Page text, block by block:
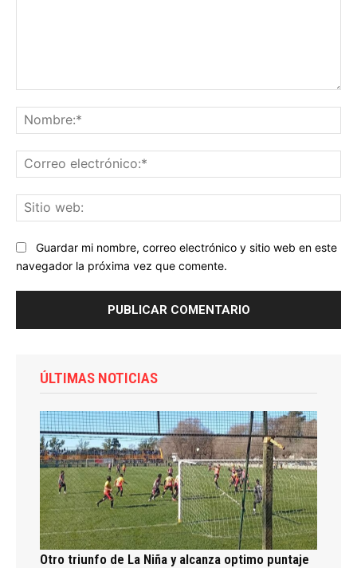
Guardar mi nombre, correo electrónico y sitio web en este
navegador la próxima vez que comente.
ÚLTIMAS NOTICIAS
Otro triunfo de La Niña y alcanza optimo puntaje